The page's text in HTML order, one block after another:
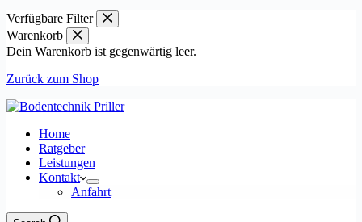
Verfügbare Filter
Warenkorb
Dein Warenkorb ist gegenwärtig leer.
Zurück zum Shop
Home
Ratgeber
Leistungen
Kontakt
Anfahrt